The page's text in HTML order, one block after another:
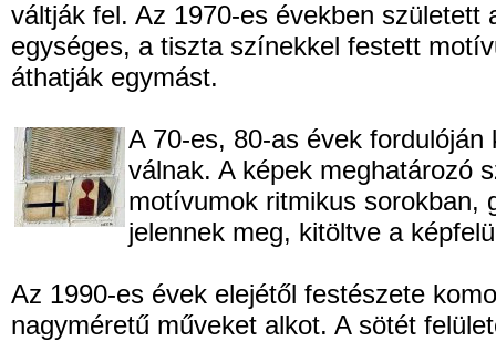
váltják fel. Az 1970-es években született
egységes, a tiszta színekkel festett
áthatják egymást.
A 70-es, 80-as évek
válnak. A képek meghatározó
motívumok ritmikus sorokban,
jelennek meg, kitöltve a
Az 1990-es évek elejétől festészete
nagyméretű műveket alkot. A sötét